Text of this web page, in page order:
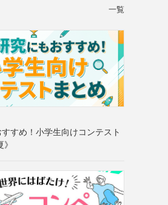
一覧
すめ！小学生向けコンテスト